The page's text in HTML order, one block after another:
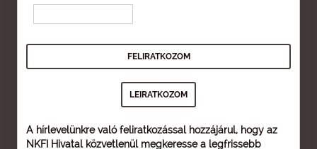
A hírlevelünkre való feliratkozással hozzájárul, hogy az
NKFI Hivatal közvetlenül megkeresse a legfrissebb